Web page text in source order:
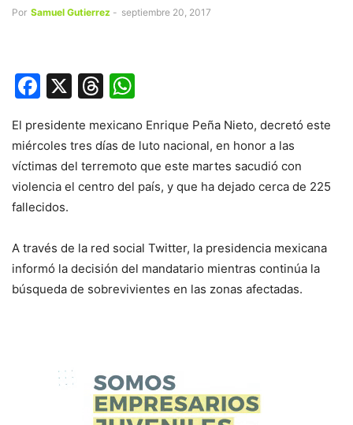
Por Samuel Gutierrez - septiembre 20, 2017
Facebook
X Threads
El presidente mexicano Enrique Peña Nieto, decretó este
miércoles tres días de luto nacional, en honor a las
víctimas del terremoto que este martes sacudió con
violencia el centro del país, y que ha dejado cerca de 225
fallecidos.
A través de la red social Twitter, la presidencia mexicana
informó la decisión del mandatario mientras continúa la
búsqueda de sobrevivientes en las zonas afectadas.